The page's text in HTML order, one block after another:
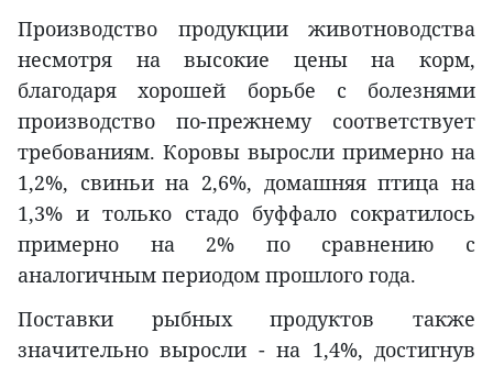
Производство продукции животноводства
несмотря на высокие цены на корм,
благодаря хорошей борьбе с болезнями
производство по-прежнему соответствует
требованиям. Коровы выросли примерно на
1,2%, свиньи на 2,6%, домашняя птица на
1,3% и только стадо буффало сократилось
примерно на 2% по сравнению с
аналогичным периодом прошлого года.
Поставки рыбных продуктов также
значительно выросли - на 1,4%, достигнув